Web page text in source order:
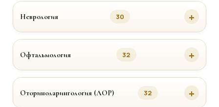
Неврология 30
Офтальмология 32
Оториноларингология (ЛОР) 32